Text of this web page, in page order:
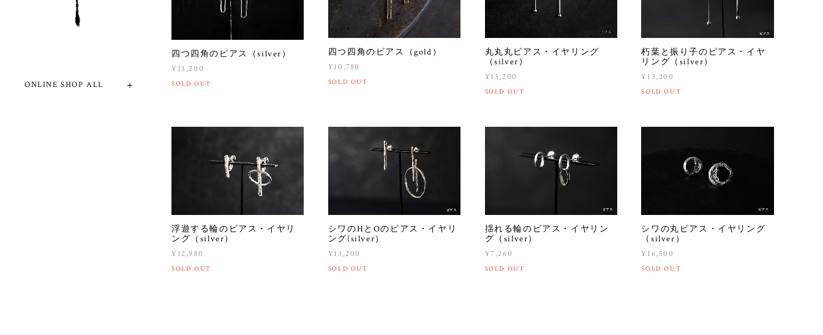
ONLINE SHOP ALL
四つ四角のピアス（silver）
¥13,200
SOLD OUT
四つ四角のピアス（gold）
¥10,780
SOLD OUT
丸丸丸ピアス・イヤリング
（silver）
¥13,200
SOLD OUT
朽葉と振り子のピアス・イヤ
リング（silver）
¥13,200
SOLD OUT
浮遊する輪のピアス・イヤリ
ング（silver）
¥12,980
SOLD OUT
シワのHとOのピアス・イヤリ
ング(silver）
¥13,200
SOLD OUT
揺れる輪のピアス・イヤリン
グ（silver）
¥7,260
SOLD OUT
シワの丸ピアス・イヤリング
（silver）
¥16,500
SOLD OUT